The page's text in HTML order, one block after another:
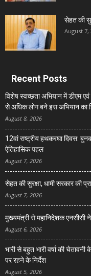
सेहत की
August 7,
Recent Posts
विशेष स्वच्छता अभियान में डीएम
से अधिक लोग बने इस अभियान का
August 8, 2026
12वां राष्ट्रीय हथकरघा दिवस:
ऐतिहासिक पहल
August 7, 2026
सेहत की सुरक्षा, धामी सरकार की
August 7, 2026
मुख्यमंत्री से महानिदेशक एनसीसी ने
August 6, 2026
भारी से बहुत भारी वर्षा की
पर रहने के निर्देश
August 5, 2026